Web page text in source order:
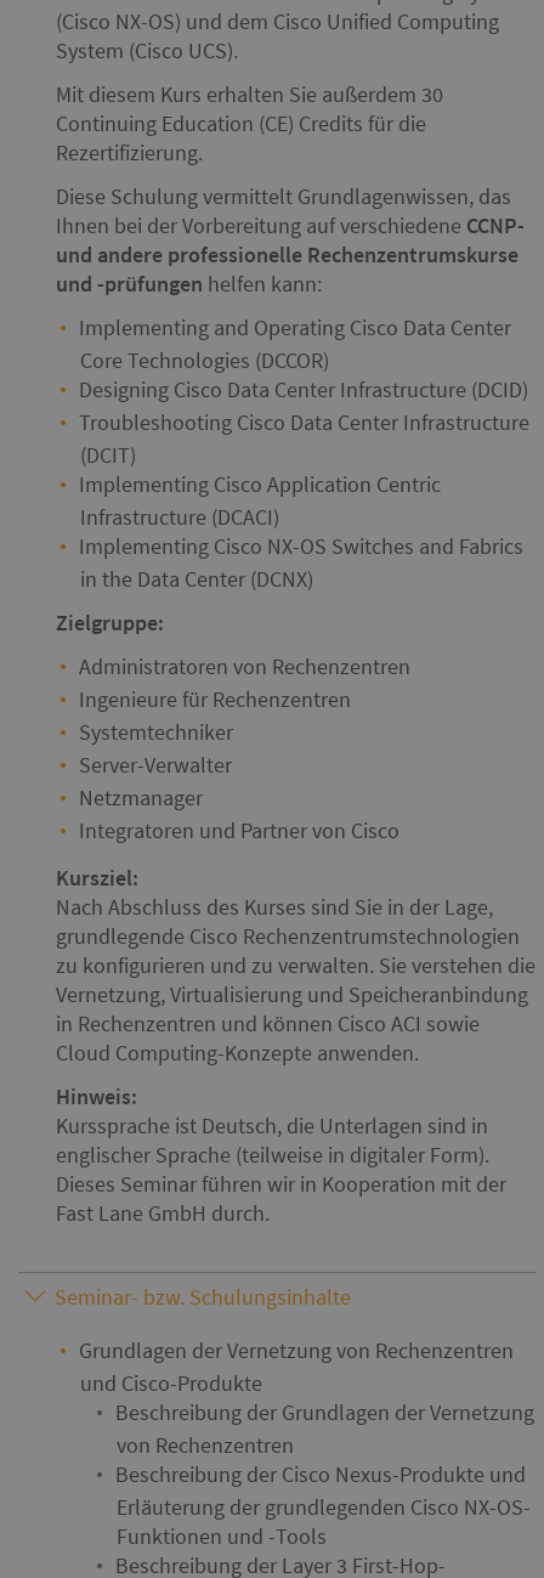
(Cisco NX-OS) und dem Cisco Unified Computing
System (Cisco UCS).
Mit diesem Kurs erhalten Sie außerdem 30
Continuing Education (CE) Credits für die
Rezertifizierung.
Diese Schulung vermittelt Grundlagenwissen, das
Ihnen bei der Vorbereitung auf verschiedene CCNP-
und andere professionelle Rechenzentrumskurse
und -prüfungen helfen kann:
Implementing and Operating Cisco Data Center
Core Technologies (DCCOR)
Designing Cisco Data Center Infrastructure (DCID)
Troubleshooting Cisco Data Center Infrastructure
(DCIT)
Implementing Cisco Application Centric
Infrastructure (DCACI)
Implementing Cisco NX-OS Switches and Fabrics
in the Data Center (DCNX)
Zielgruppe:
Administratoren von Rechenzentren
Ingenieure für Rechenzentren
Systemtechniker
Server-Verwalter
Netzmanager
Integratoren und Partner von Cisco
Kursziel:
Nach Abschluss des Kurses sind Sie in der Lage,
grundlegende Cisco Rechenzentrumstechnologien
zu konfigurieren und zu verwalten. Sie verstehen die
Vernetzung, Virtualisierung und Speicheranbindung
in Rechenzentren und können Cisco ACI sowie
Cloud Computing-Konzepte anwenden.
Hinweis:
Kurssprache ist Deutsch, die Unterlagen sind in
englischer Sprache (teilweise in digitaler Form).
Seminar- bzw. Schulungsinhalte
Grundlagen der Vernetzung von Rechenzentren
und Cisco-Produkte
Beschreibung der Grundlagen der Vernetzung
von Rechenzentren
Beschreibung der Cisco Nexus-Produkte und
Erläuterung der grundlegenden Cisco NX-OS-
Funktionen und -Tools
Beschreibung der Layer 3 First-Hop-